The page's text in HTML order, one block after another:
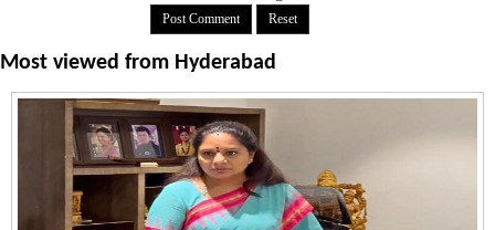
Most viewed from Hyderabad